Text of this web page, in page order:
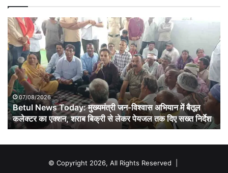
Betul
News
Today:
मुख्यमंत्री
जन-
विश्वास
अभियान
में
बैतूल
कलेक्टर
का
07/08/2026
Betul News Today: मुख्यमंत्री जन-विश्वास अभियान में बैतूल
कलेक्टर का एक्शन, शराब बिक्री से लेकर पेयजल तक दिए सख्त निर्देश
© Copyright 2026, All Rights Reserved |